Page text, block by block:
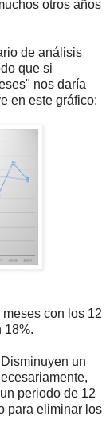
otros años
de análisis
que si
nos daría
en este gráfico:
con los 12
18%.
un
periodo de 12
para eliminar los